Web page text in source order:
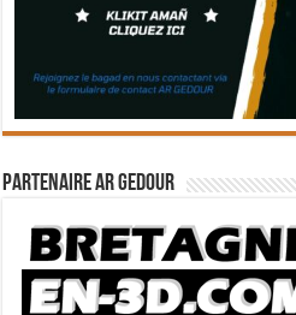
Partenaire Ar Gedour